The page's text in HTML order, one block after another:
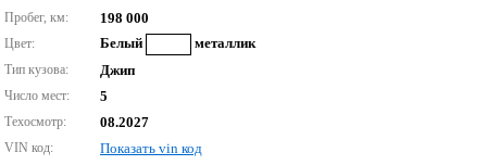
Пробег, км: 198 000
Цвет: Белый металлик
Тип кузова: Джип
Число мест: 5
Техосмотр: 08.2027
VIN код: Показать vin код